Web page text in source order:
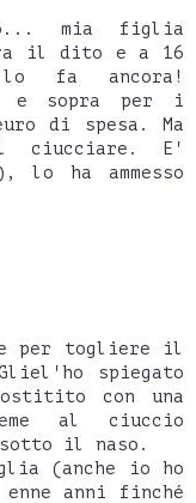
mia figlia
il dito e a 16
fa ancora!
e sopra per i
di spesa. Ma
ciucciare. E'
lo ha ammesso
per togliere il
spiegato
con una
al ciuccio
il naso.
(anche io ho
anni finché